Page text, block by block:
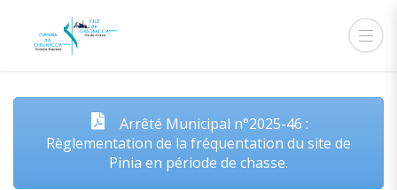
Arrêtés Municipaux
Arrêté Municipal n°2025-46 :
Règlementation de la fréquentation du site de
Pinia en période de chasse.